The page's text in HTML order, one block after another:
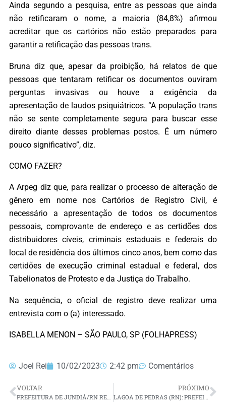
Ainda segundo a pesquisa, entre as pessoas que ainda
não retificaram o nome, a maioria (84,8%) afirmou
acreditar que os cartórios não estão preparados para
garantir a retificação das pessoas trans.
Bruna diz que, apesar da proibição, há relatos de que
pessoas que tentaram retificar os documentos ouviram
perguntas invasivas ou houve a exigência da
apresentação de laudos psiquiátricos. “A população trans
não se sente completamente segura para buscar esse
direito diante desses problemas postos. É um número
pouco significativo”, diz.
COMO FAZER?
A Arpeg diz que, para realizar o processo de alteração de
gênero em nome nos Cartórios de Registro Civil, é
necessário a apresentação de todos os documentos
pessoais, comprovante de endereço e as certidões dos
distribuidores cíveis, criminais estaduais e federais do
local de residência dos últimos cinco anos, bem como das
certidões de execução criminal estadual e federal, dos
Tabelionatos de Protesto e da Justiça do Trabalho.
Na sequência, o oficial de registro deve realizar uma
entrevista com o (a) interessado.
ISABELLA MENON – SÃO PAULO, SP (FOLHAPRESS)
Joel Rei 10/02/2023 2:42 pm Comentários
VOLTAR
PREFEITURA DE JUNDIÁ/RN REALIZA PAGAMENTO DOS SERVIDORES NESTA SEGUNDA-FEIRA (30)
PRÓXIMO
LAGOA DE PEDRAS (RN): PREFEITURA AUTORIZOU PAGAMENTO DOS SERVIDORES NESTA SEGUNDA-FEIRA (30)